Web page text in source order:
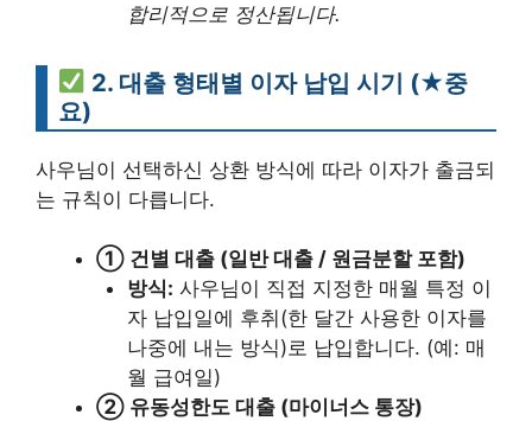
합리적으로 정산됩니다.
2. 대출 형태별 이자 납입 시기 (★중
요)
사우님이 선택하신 상환 방식에 따라 이자가 출금되
는 규칙이 다릅니다.
① 건별 대출 (일반 대출 / 원금분할 포함)
방식: 사우님이 직접 지정한 매월 특정 이
자 납입일에 후취(한 달간 사용한 이자를
나중에 내는 방식)로 납입합니다. (예: 매
월 급여일)
② 유동성한도 대출 (마이너스 통장)